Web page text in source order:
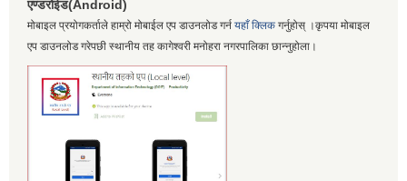
एण्डरोईड(Android)
मोबाइल प्रयोगकर्ताले हाम्रो मोबाईल एप डाउनलोड गर्न यहाँ क्लिक गर्नुहोस् ।कृपया मोबाइल
एप डाउनलोड गरेपछी स्थानीय तह कागेश्वरी मनोहरा नगरपालिका छान्नुहोला।